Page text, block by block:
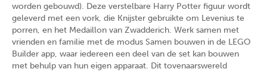
worden gebouwd). Deze verstelbare Harry Potter figuur wordt
geleverd met een vork, die Knijster gebruikte om Levenius te
porren, en het Medaillon van Zwadderich. Werk samen met
vrienden en familie met de modus Samen bouwen in de LEGO
Builder app, waar iedereen een deel van de set kan bouwen
met behulp van hun eigen apparaat. Dit tovenaarswereld